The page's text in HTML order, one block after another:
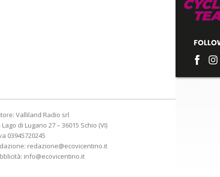
Valliland Radio srl
di Lugano 27 – 36015 Schio (VI)
03945720245
redazione@ecovicentino.it
info@ecovicentino.it